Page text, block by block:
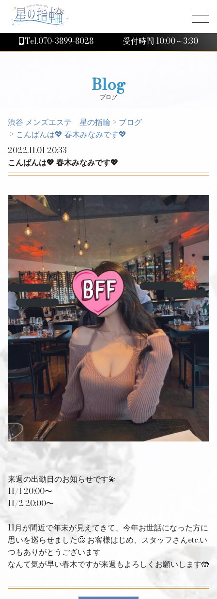
Tel.070-3899-8028 受付時間 10:00～3:30
Blog
ブログ
渋谷 メンズエステ 星の指輪 > ブログ
> こんばんは💖 春木みなみです💖
2022.11.01 20:33
こんばんは💖 春木みなみです💖
来週の出勤日のお知らせです💫
11/1 20:00〜
11/2 20:00〜
11月が間近で年末が見えてきて、今年お世話になった方に
思いを巡らせました🥲 お客様はじめ、スタッフさんetc.い
つもありがとうございます
なんて気が早い春木ですが来週もよろしくお願いします🤲